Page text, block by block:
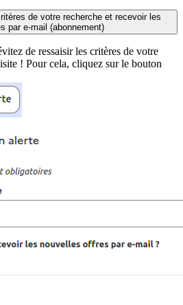
de votre recherche et recevoir les
par e-mail (abonnement)
de ressaisir les critères de votre
! Pour cela, cliquez sur le bouton